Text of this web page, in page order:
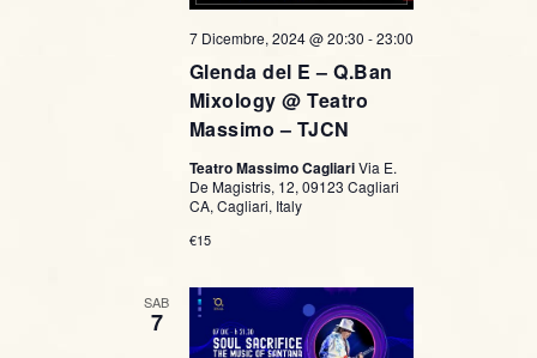
Glenda del E – Q.Ban
Mixology @ Teatro
Massimo – TJCN
7 Dicembre, 2024 @ 20:30 -23:00
Teatro Massimo CagliariVia E.
De Magistris, 12, 09123 Cagliari
CA, Cagliari, Italy
€15
SAB
7